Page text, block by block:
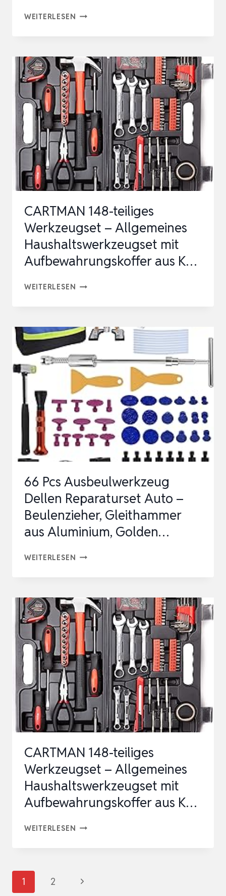
WEITERLESEN PRÄZISIONSSCHRAUBENDREHER-
IN
1
KLEINES
SCHRAUBENDREHER-
SET
MAGNETISCHES
REPARATURWERKZEUG…
CARTMAN 148-teiliges
Werkzeugset – Allgemeines
Haushaltswerkzeugset mit
Aufbewahrungskoffer aus K…
WEITERLESEN CARTMAN
WERKZEUGSET
–
ALLGEMEINES
HAUSHALTSWERKZEUGSET
MIT
AUFBEWAHRUNGSKOFFER
AUS
K…
66 Pcs Ausbeulwerkzeug
Dellen Reparaturset Auto –
Beulenzieher, Gleithammer
aus Aluminium, Golden…
WEITERLESEN 66
DELLEN
REPARATURSET
AUTO
–
BEULENZIEHER,
GLEITHAMMER
AUS
ALUMINIUM,
GOLDEN…
CARTMAN 148-teiliges
Werkzeugset – Allgemeines
Haushaltswerkzeugset mit
Aufbewahrungskoffer aus K…
WEITERLESEN CARTMAN
Seitennavigation
1 2
Nächste